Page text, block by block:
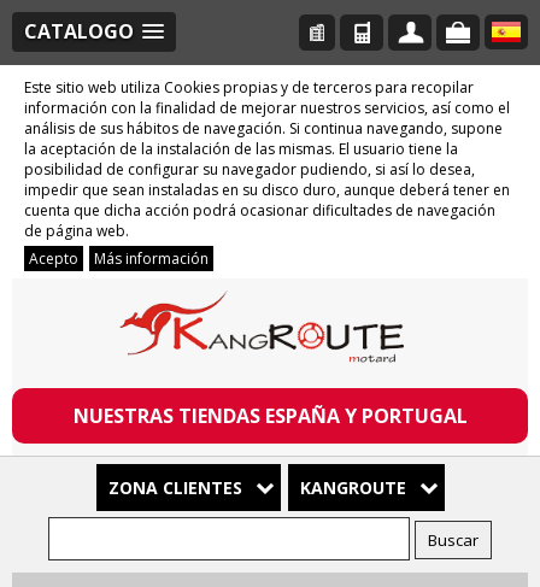
CATALOGO
Este sitio web utiliza Cookies propias y de terceros para recopilar
información con la finalidad de mejorar nuestros servicios, así como el
análisis de sus hábitos de navegación. Si continua navegando, supone
la aceptación de la instalación de las mismas. El usuario tiene la
posibilidad de configurar su navegador pudiendo, si así lo desea,
impedir que sean instaladas en su disco duro, aunque deberá tener en
cuenta que dicha acción podrá ocasionar dificultades de navegación
de página web.
Acepto
Más información
NUESTRAS TIENDAS ESPAÑA Y PORTUGAL
ZONA CLIENTES KANGROUTE